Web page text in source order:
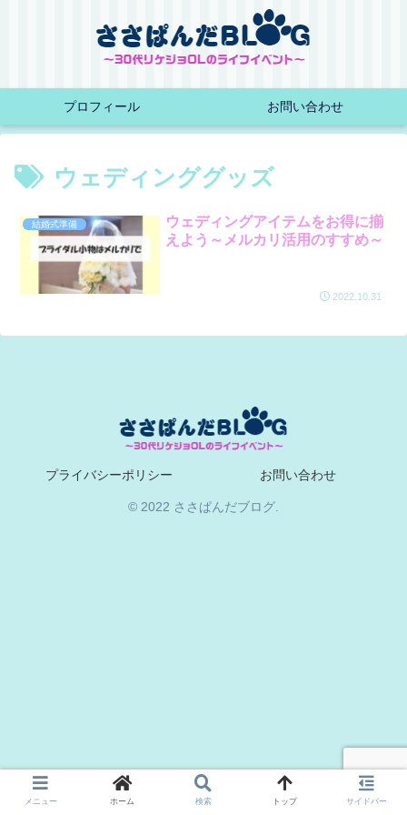
プロフィール お問い合わせ
ウェディンググッズ
結婚式準備
ウェディングアイテムをお得に揃
えよう～メルカリ活用のすすめ～
2022.10.31
プライバシーポリシー お問い合わせ
© 2022 ささぱんだブログ.
メニュー ホーム 検索 トップ サイドバー